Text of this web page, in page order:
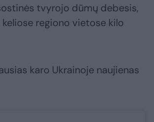
tvyrojo dūmų debesis,
regiono vietose kilo
karo Ukrainoje naujienas